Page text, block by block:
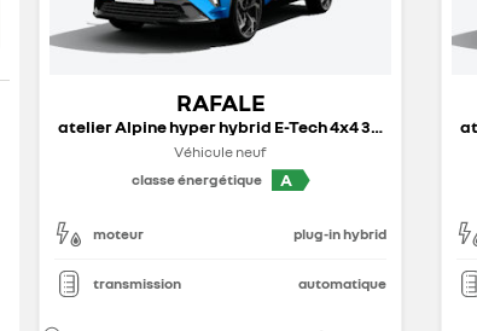
RAFALE
atelier Alpine hyper hybrid E-Tech 4x4 300 ch - 26
Véhicule neuf
classe énergétique
A
moteur plug-in hybrid
transmission automatique